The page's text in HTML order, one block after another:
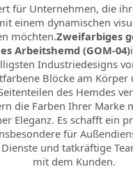
für Unternehmen, die
einem dynamischen
möchten.Zweifarbiges
Arbeitshemd (GOM-04)
Industriedesigns
Blöcke am Körper
des Hemdes
die Farben Ihrer Marke
Eleganz. Es schafft ein
für
und tatkräftige
mit dem Kunden.